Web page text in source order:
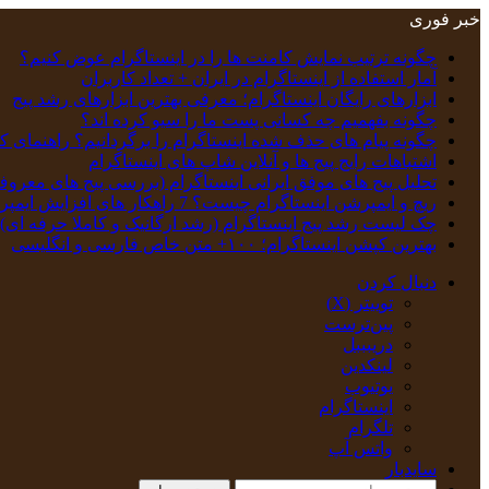
خبر فوری
چگونه ترتیب نمایش کامنت‌ ها را در اینستاگرام عوض کنیم؟
آمار استفاده از اینستاگرام در ایران + تعداد کاربران
ابزارهای رایگان اینستاگرام؛ معرفی بهترین ابزارهای رشد پیج
چگونه بفهمیم چه کسانی پست ما را سیو کرده اند؟
چگونه پیام‌ های حذف‌ شده اینستاگرام را برگردانیم؟ راهنمای
اشتباهات رایج پیج ها و آنلاین شاپ های اینستاگرام
تحلیل پیج‌ های موفق ایرانی اینستاگرام (بررسی پیج های
ریچ و ایمپرشن اینستاگرام چیست؟ 7 راهکار های افزایش ایمپرشن
چک‌ لیست رشد پیج اینستاگرام (رشد ارگانیک و کاملا حرفه ای)
بهترین کپشن‌ اینستاگرام؛ ۱۰۰+ متن خاص فارسی و انگلیسی
دنبال کردن
توییتر (X)
‫پین‌ترست
دریبببل
لینکدین
یوتیوب
اینستاگرام
تلگرام
واتس آپ
سایدبار